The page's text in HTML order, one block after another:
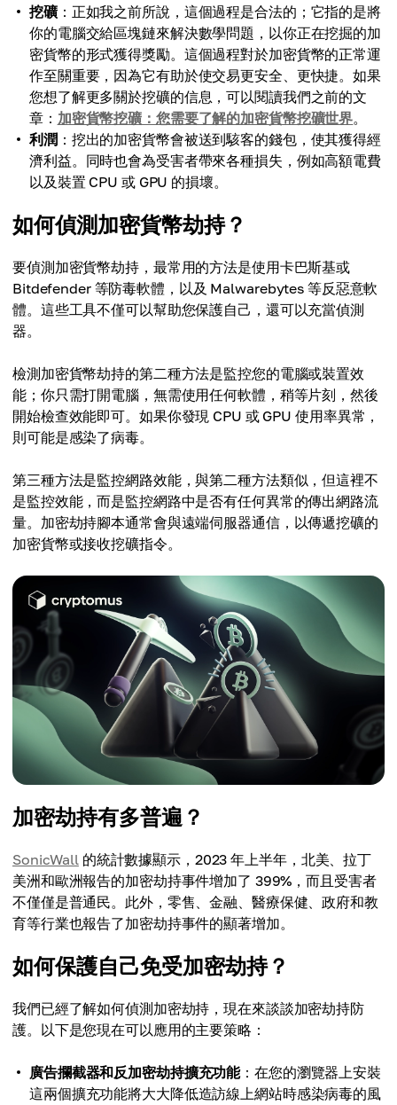
挖礦：正如我之前所說，這個過程是合法的；它指的是將
你的電腦交給區塊鏈來解決數學問題，以你正在挖掘的加
密貨幣的形式獲得獎勵。這個過程對於加密貨幣的正常運
作至關重要，因為它有助於使交易更安全、更快捷。如果
您想了解更多關於挖礦的信息，可以閱讀我們之前的文
章： 加密貨幣挖礦：您需要了解的加密貨幣挖礦世界。
利潤 ：挖出的加密貨幣會被送到駭客的錢包，使其獲得經
濟利益。同時也會為受害者帶來各種損失，例如高額電費
以及裝置 CPU 或 GPU 的損壞。
如何偵測加密貨幣劫持？
要偵測加密貨幣劫持，最常用的方法是使用卡巴斯基或
Bitdefender 等防毒軟體，以及 Malwarebytes 等反惡意軟
體。這些工具不僅可以幫助您保護自己，還可以充當偵測
器。
檢測加密貨幣劫持的第二種方法是監控您的電腦或裝置效
能；你只需打開電腦，無需使用任何軟體，稍等片刻，然後
開始檢查效能即可。如果你發現 CPU 或 GPU 使用率異常，
則可能是感染了病毒。
第三種方法是監控網路效能，與第二種方法類似，但這裡不
是監控效能，而是監控網路中是否有任何異常的傳出網路流
量。加密劫持腳本通常會與遠端伺服器通信，以傳遞挖礦的
加密貨幣或接收挖礦指令。
加密劫持有多普遍？
SonicWall的統計數據顯示，2023 年上半年，北美、拉丁
美洲和歐洲報告的加密劫持事件增加了 399%，而且受害者
不僅僅是普通民。此外，零售、金融、醫療保健、政府和教
育等行業也報告了加密劫持事件的顯著增加。
如何保護自己免受加密劫持？
我們已經了解如何偵測加密劫持，現在來談談加密劫持防
護。以下是您現在可以應用的主要策略：
廣告攔截器和反加密劫持擴充功能：在您的瀏覽器上安裝
這兩個擴充功能將大大降低造訪線上網站時感染病毒的風